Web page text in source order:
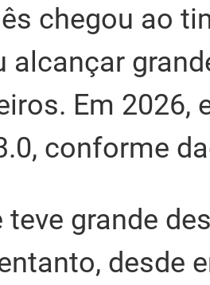
chegou ao
alcançar
Em 2026,
conforme
teve grande
desde